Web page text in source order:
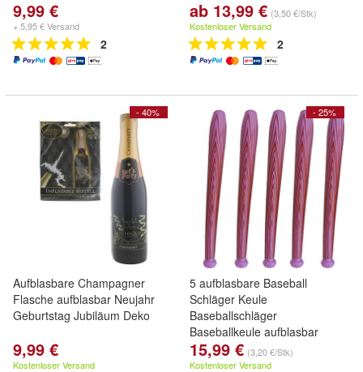
9,99 €
+ 5,95 € Versand
2
ab 13,99 € (3,50 €/Stk)
Kostenloser Versand
2
- 40%
Aufblasbare Champagner
Flasche aufblasbar Neujahr
Geburtstag Jubiläum Deko
9,99 €
Kostenloser Versand
- 25%
5 aufblasbare Baseball
Schläger Keule
Baseballschläger
Baseballkeule aufblasbar
15,99 € (3,20 €/Stk)
Kostenloser Versand